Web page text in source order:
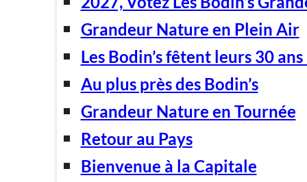
Grandeur Nature en Plein Air
Les Bodin’s fêtent leurs 30 ans
Au plus près des Bodin’s
Grandeur Nature en Tournée
Retour au Pays
Bienvenue à la Capitale